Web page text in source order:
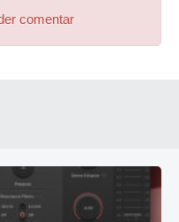
comentar